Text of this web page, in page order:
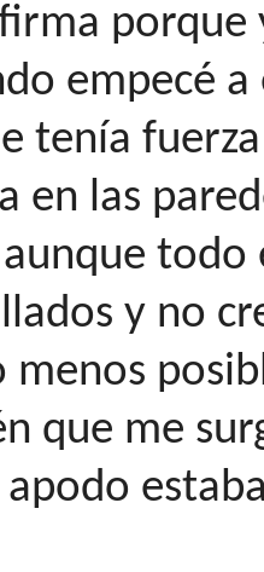
porque
empecé
tenía
en las
todo
y no
menos
que me